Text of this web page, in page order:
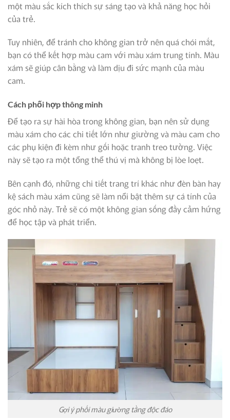
một màu sắc kích thích sự sáng tạo và khả năng học hỏi
của trẻ.
Tuy nhiên, để tránh cho không gian trở nên quá chói mắt,
bạn có thể kết hợp màu cam với màu xám trung tính. Màu
xám sẽ giúp cân bằng và làm dịu đi sức mạnh của màu
cam.
Cách phối hợp thông minh
Để tạo ra sự hài hòa trong không gian, bạn nên sử dụng
màu xám cho các chi tiết lớn như giường và màu cam cho
các phụ kiện đi kèm như gối hoặc tranh treo tường. Việc
này sẽ tạo ra một tổng thể thú vị mà không bị lòe loẹt.
Bên cạnh đó, những chi tiết trang trí khác như đèn bàn hay
kệ sách màu xám cũng sẽ làm nổi bật thêm sự cá tính của
góc nhỏ này. Trẻ sẽ có một không gian sống đầy cảm hứng
để học tập và phát triển.
Gợi ý phối màu giường tầng độc đáo